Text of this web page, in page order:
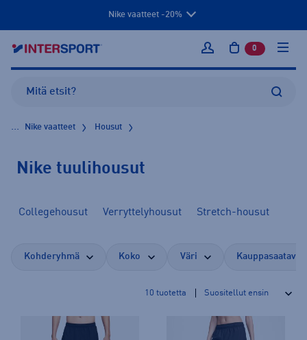
Nike vaatteet -20%
Kirjaudu sisään
0 tuotetta
... Nike vaatteet Housut
Nike tuulihousut
Collegehousut Verryttelyhousut Stretch-housut
Kohderyhmä Koko Väri
10 tuotetta